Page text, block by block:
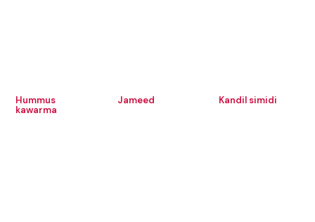
Hummus
kawarma
Jameed Kandil simidi